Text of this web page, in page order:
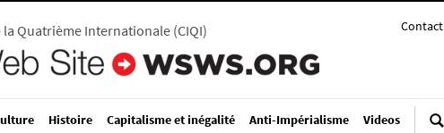
Contact
Quatrième Internationale(CIQI)
Histoire Capitalisme et inégalité Anti-Impérialisme Videos